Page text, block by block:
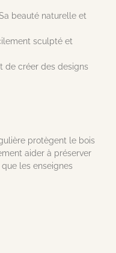
beauté naturelle et
sculpté et
de créer des designs
protègent le bois
aider à préserver
les enseignes